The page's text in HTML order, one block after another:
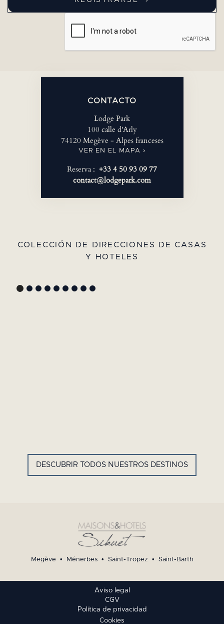
CONTACTO
Lodge Park
100 calle d'Arly
74120 Megève - Alpes franceses
VER EN EL MAPA ›
Reserva : +33 4 50 93 09 77
contact@lodgepark.com
COLECCIÓN DE DIRECCIONES DE CASAS
Y HOTELES
DESCUBRIR TODOS NUESTROS DESTINOS
Megève • Ménerbes• Saint-Tropez • Saint-Barth
Aviso legal
CGV
Política de privacidad
Cookies